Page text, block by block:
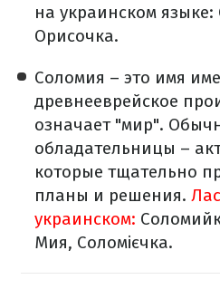
на украинском
Орисочка.
Соломия – это имя
древнееврейское
означает "мир".
обладательницы –
которые тщательно
планы и решения.
украинском:
Мия, Соломієчка.